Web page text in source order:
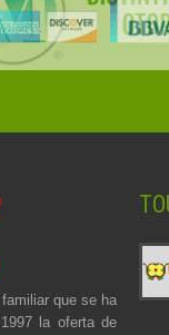
que se ha
la oferta de